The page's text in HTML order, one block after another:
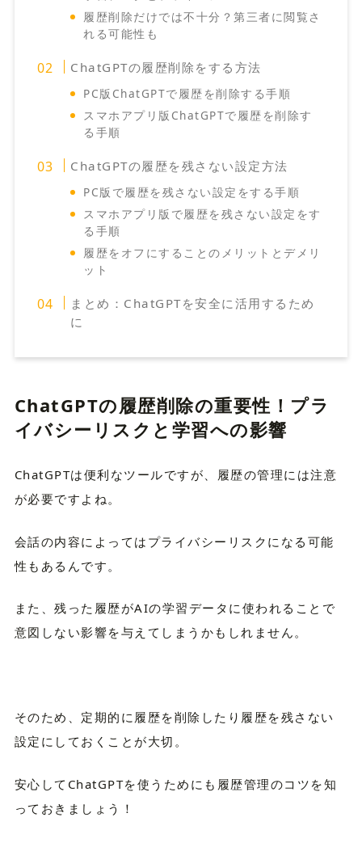
履歴削除だけでは不十分？第三者に閲覧さ
れる可能性も
ChatGPTの履歴削除をする方法
PC版ChatGPTで履歴を削除する手順
スマホアプリ版ChatGPTで履歴を削除す
る手順
ChatGPTの履歴を残さない設定方法
PC版で履歴を残さない設定をする手順
スマホアプリ版で履歴を残さない設定をす
る手順
履歴をオフにすることのメリットとデメリ
ット
まとめ：ChatGPTを安全に活用するため
に
ChatGPTの履歴削除の重要性！プラ
イバシーリスクと学習への影響
ChatGPTは便利なツールですが、履歴の管理には注意
が必要ですよね。
会話の内容によってはプライバシーリスクになる可能
性もあるんです。
また、残った履歴がAIの学習データに使われることで
意図しない影響を与えてしまうかもしれません。
そのため、定期的に履歴を削除したり履歴を残さない
設定にしておくことが大切。
安心してChatGPTを使うためにも履歴管理のコツを知
っておきましょう！